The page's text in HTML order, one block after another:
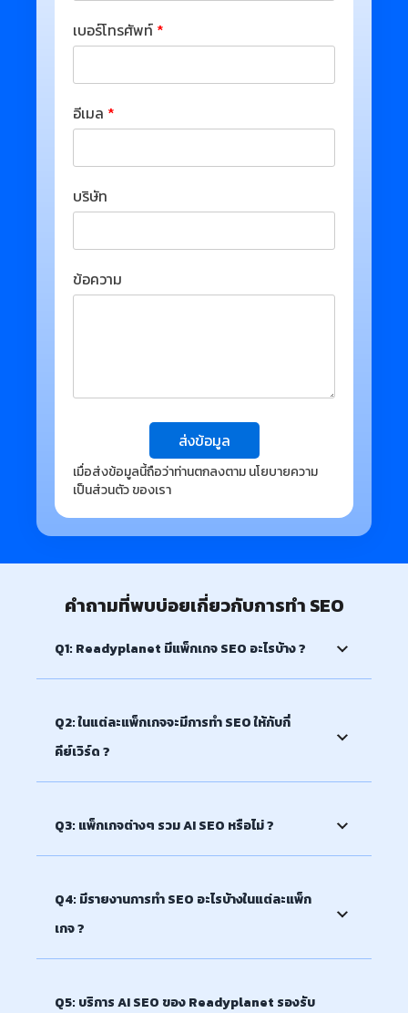
เบอร์โทรศัพท์ *
อีเมล *
บริษัท
ข้อความ
ส่งข้อมูล
เมื่อส่งข้อมูลนี้ถือว่าท่านตกลงตามนโยบายความ
เป็นส่วนตัวของเรา
คำถามที่พบบ่อยเกี่ยวกับการทำ SEO
Q1: Readyplanet มีแพ็กเกจ SEO อะไรบ้าง ?
Silver: 180,000 บาท/ปี (15,000 บาท/เดือน)
Platinum: 340,000 บาท/ปี (28,333 บาท/เดือน)
Titanium: 560,000 บาท/ปี (46,667 บาท/เดือน)
Q2: ในแต่ละแพ็กเกจจะมีการทำ SEO ให้กับกี่
คีย์เวิร์ด ?
Silver: 10 คีย์เวิร์ด
Titanium: 50 คีย์เวิร์ด
Q3: แพ็กเกจต่างๆ รวม AI SEO หรือไม่ ?
จาก Gen AI จะเพิ่มขึ้นตามระดับแพ็กเกจ
Q4: มีรายงานการทำ SEO อะไรบ้างในแต่ละแพ็ก
เกจ ?
รายงาน SEO รายเดือน และการรีวิว SEO ทุก 3 เดือน
Q5: บริการ AI SEO ของ Readyplanet รองรับ